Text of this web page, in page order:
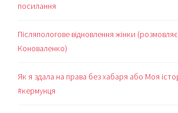
посилання
Післяпологове відновлення жінки
Коноваленко)
Як я здала на права без хабаря або Моя
#кермунця